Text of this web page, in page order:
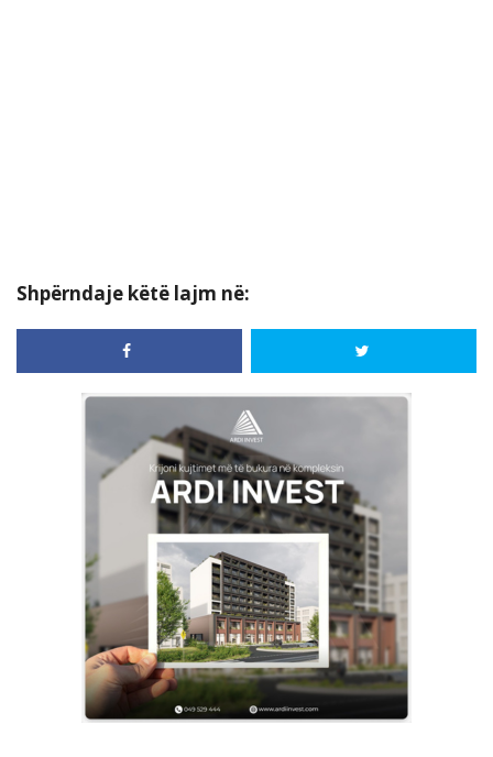
Shpërndaje këtë lajm në: